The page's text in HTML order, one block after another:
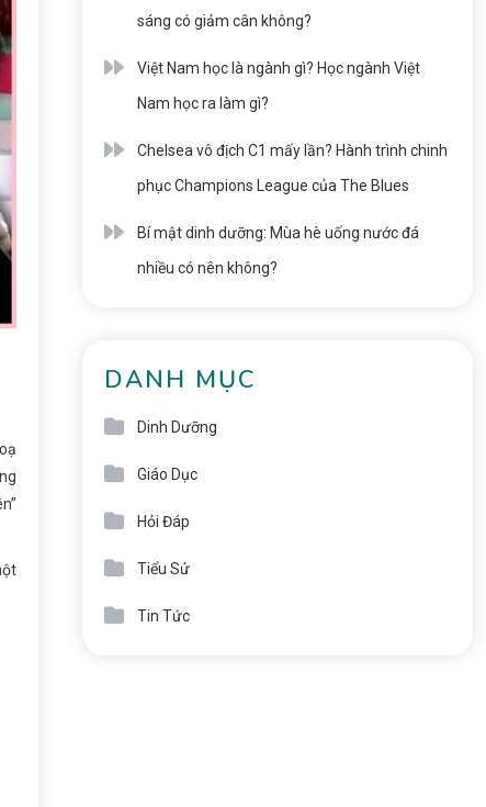
sáng có giảm cân không?
Việt Nam học là ngành gì? Học ngành Việt
Nam học ra làm gì?
Chelsea vô địch C1 mấy lần? Hành trình chinh
phục Champions League của The Blues
Bí mật dinh dưỡng: Mùa hè uống nước đá
nhiều có nên không?
DANH MỤC
Dinh Dưỡng
Giáo Dục
Hỏi Đáp
Tiểu Sử
Tin Tức